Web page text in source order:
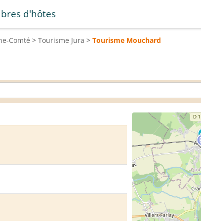
d'hôtes
Comté > Tourisme Jura > Tourisme Mouchard